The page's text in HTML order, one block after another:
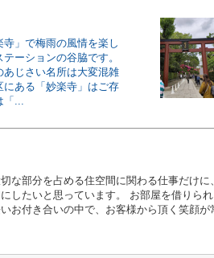
」で梅雨の風情を楽し
ーションの谷脇です。
じさい名所は大変混雑
にある「妙楽寺」はご存
「...
な部分を占める住空間に関わる仕事だけ
したいと思っています。 お部屋を借りら
お付き合いの中で、お客様から頂く笑顔が